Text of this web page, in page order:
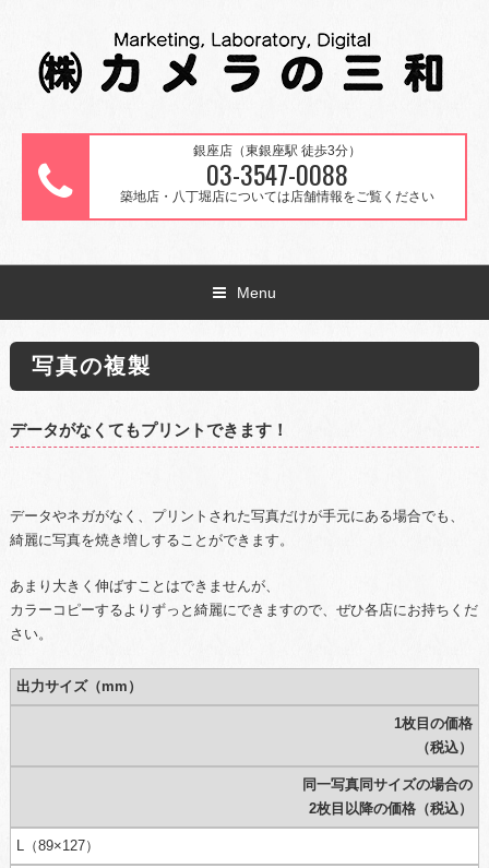
銀座店（東銀座駅 徒歩3分）
03-3547-0088
築地店・八丁堀店については店舗情報をご覧ください
Menu
写真の複製
データがなくてもプリントできます！
データやネガがなく、プリントされた写真だけが手元にある場合でも、
綺麗に写真を焼き増しすることができます。
あまり大きく伸ばすことはできませんが、
カラーコピーするよりずっと綺麗にできますので、ぜひ各店にお持ちくだ
さい。
出力サイズ（mm）
1枚目の価格
（税込）
同一写真同サイズの場合の
2枚目以降の価格（税込）
L（89×127）